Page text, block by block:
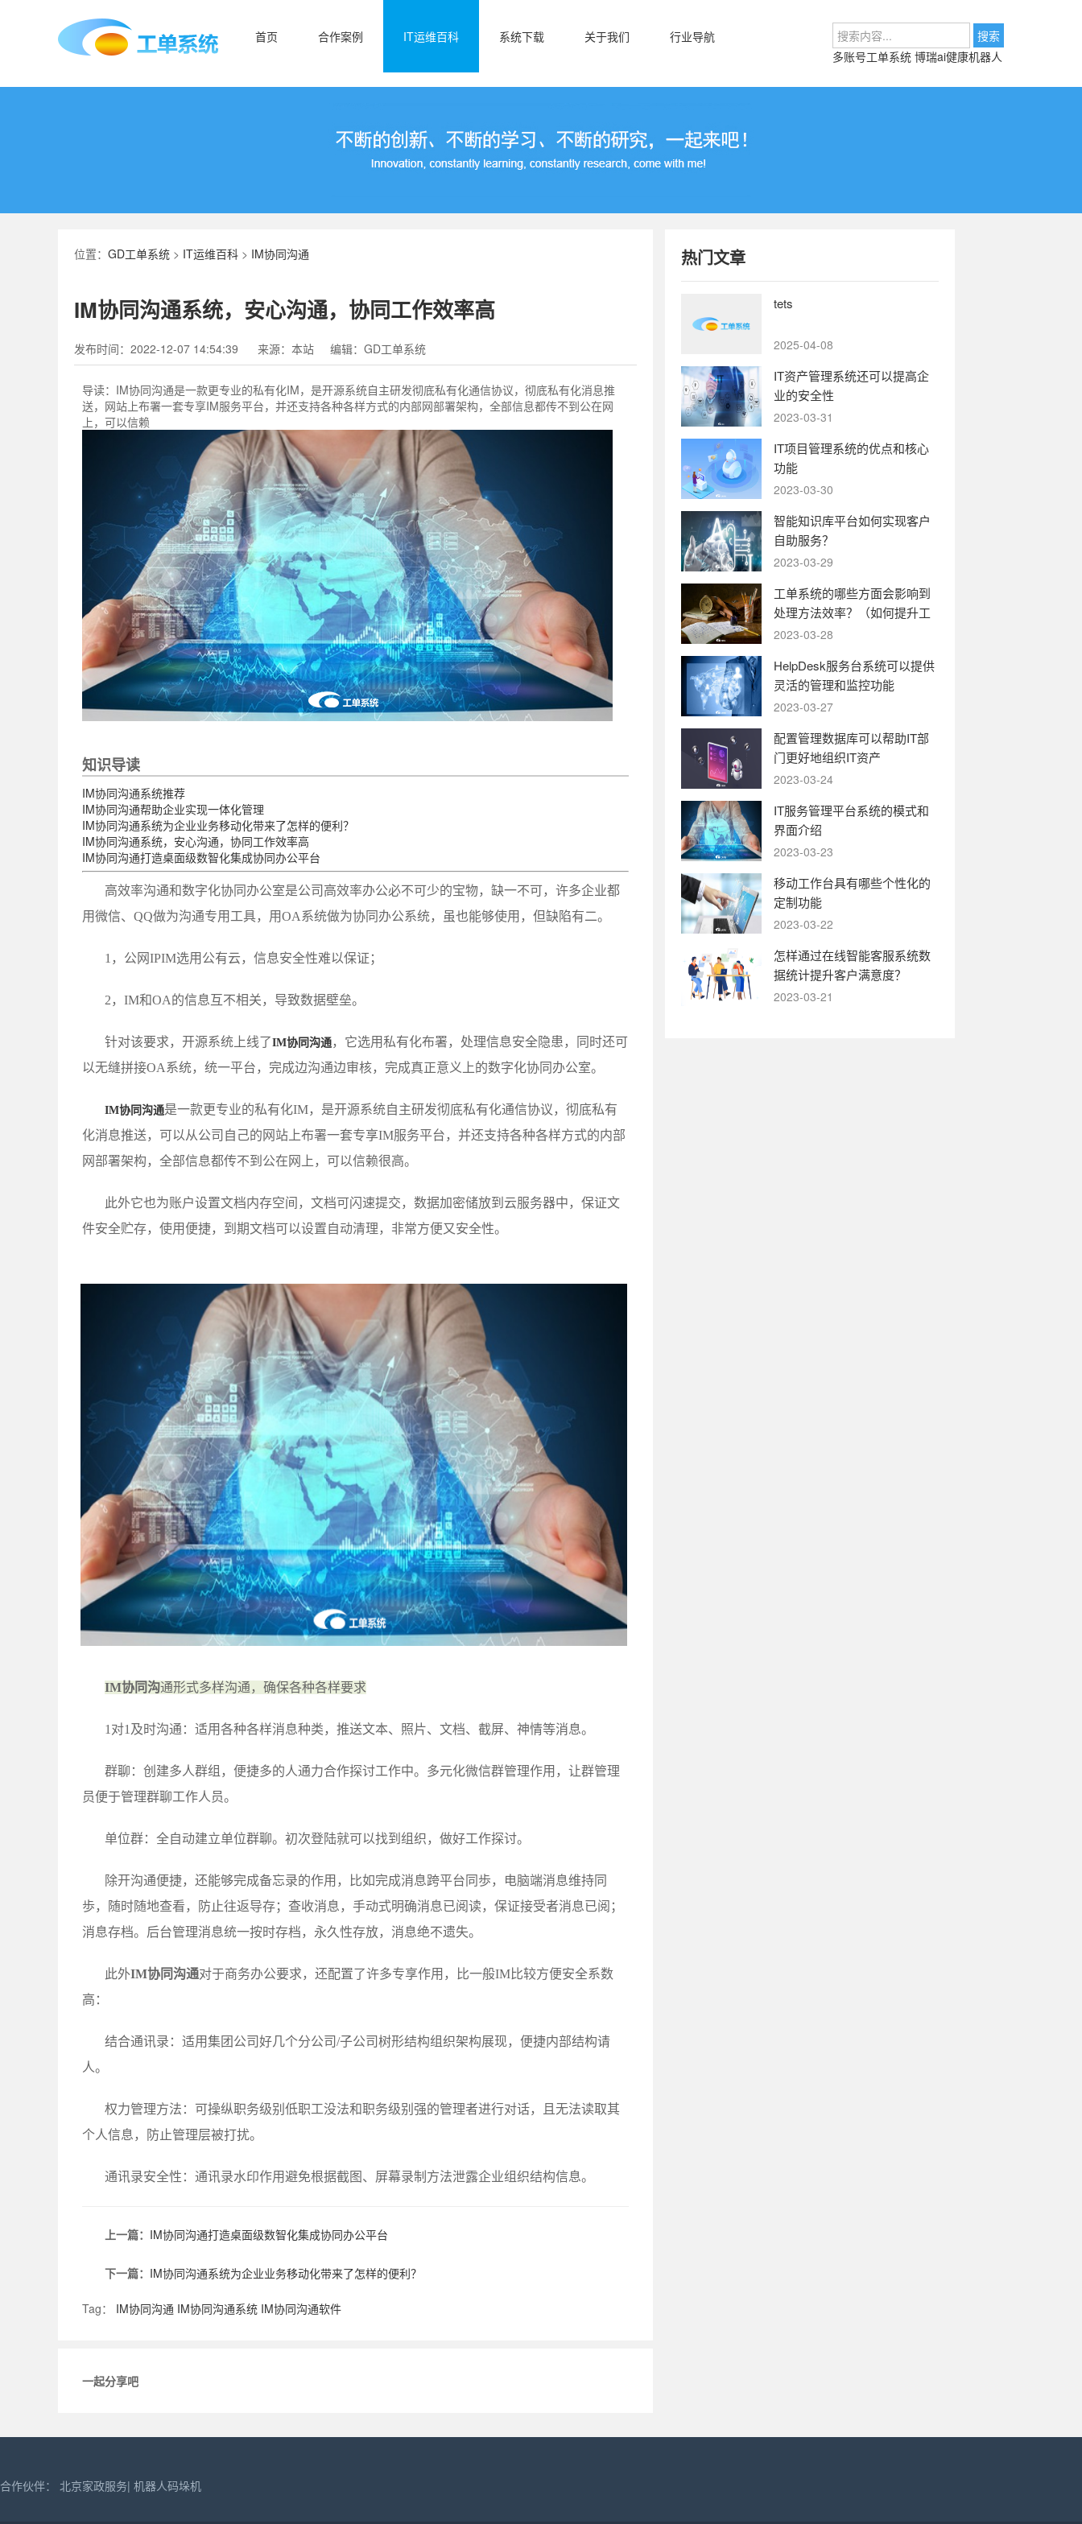
首页 合作案例 IT运维百科 系统下载 关于我们
行业导航
多账号工单系统 博瑞ai健康机器人
位置： GD工单系统 > IT运维百科 > IM协同沟通
IM协同沟通系统，安心沟通，协同工作效率高
发布时间：2022-12-07 14:54:39 来源：本站 编辑：GD工单系统
导读： IM协同沟通是一款更专业的私有化IM，是开源系统自主研发彻底私有化通信协议，彻底私有化消息推
送，网站上布署一套专享IM服务平台，并还支持各种各样方式的内部网部署架构，全部信息都传不到公在网
上，可以信赖
知识导读
IM协同沟通系统推荐
IM协同沟通帮助企业实现一体化管理
IM协同沟通系统为企业业务移动化带来了怎样的便利？
IM协同沟通系统，安心沟通，协同工作效率高
IM协同沟通打造桌面级数智化集成协同办公平台
高效率沟通和数字化协同办公室是公司高效率办公必不可少的宝物，缺一不可，许多企业都
用微信、QQ做为沟通专用工具，用OA系统做为协同办公系统，虽也能够使用，但缺陷有二。
1，公网IPIM选用公有云，信息安全性难以保证；
2，IM和OA的信息互不相关，导致数据壁垒。
针对该要求，开源系统上线了IM协同沟通 ，它选用私有化布署，处理信息安全隐患，同时还可
以无缝拼接OA系统，统一平台，完成边沟通边审核，完成真正意义上的数字化协同办公室。
IM协同沟通是一款更专业的私有化IM，是开源系统自主研发彻底私有化通信协议，彻底私有
化消息推送，可以从公司自己的网站上布署一套专享IM服务平台，并还支持各种各样方式的内部
网部署架构，全部信息都传不到公在网上，可以信赖很高。
此外它也为账户设置文档内存空间，文档可闪速提交，数据加密储放到云服务器中，保证文
件安全贮存，使用便捷，到期文档可以设置自动清理，非常方便又安全性。
IM协同沟通形式多样沟通，确保各种各样要求
1对1及时沟通：适用各种各样消息种类，推送文本、照片、文档、截屏、神情等消息。
群聊：创建多人群组，便捷多的人通力合作探讨工作中。多元化微信群管理作用，让群管理
员便于管理群聊工作人员。
单位群：全自动建立单位群聊。初次登陆就可以找到组织，做好工作探讨。
除开沟通便捷，还能够完成备忘录的作用，比如完成消息跨平台同歩，电脑端消息维持同
歩，随时随地查看，防止往返导存；查收消息，手动式明确消息已阅读，保证接受者消息已阅；
消息存档。后台管理消息统一按时存档，永久性存放，消息绝不遗失。
此外IM协同沟通对于商务办公要求，还配置了许多专享作用，比一般IM比较方便安全系数
高：
结合通讯录：适用集团公司好几个分公司/子公司树形结构组织架构展现，便捷内部结构请
人。
权力管理方法：可操纵职务级别低职工没法和职务级别强的管理者进行对话，且无法读取其
个人信息，防止管理层被打扰。
通讯录安全性：通讯录水印作用避免根据截图、屏幕录制方法泄露企业组织结构信息。
上一篇： IM协同沟通打造桌面级数智化集成协同办公平台
下一篇： IM协同沟通系统为企业业务移动化带来了怎样的便利？
Tag： IM协同沟通 IM协同沟通系统 IM协同沟通软件
一起分享吧
热门文章
tets
2025-04-08
IT资产管理系统还可以提高企
业的安全性
2023-03-31
IT项目管理系统的优点和核心
功能
2023-03-30
智能知识库平台如何实现客户
自助服务？
2023-03-29
工单系统的哪些方面会影响到
处理方法效率？（如何提升工
单系统的运转效率）
2023-03-28
HelpDesk服务台系统可以提供
灵活的管理和监控功能
2023-03-27
配置管理数据库可以帮助IT部
门更好地组织IT资产
2023-03-24
IT服务管理平台系统的模式和
界面介绍
2023-03-23
移动工作台具有哪些个性化的
定制功能
2023-03-22
怎样通过在线智能客服系统数
据统计提升客户满意度？
2023-03-21
合作伙伴： 北京家政服务| 机器人码垛机